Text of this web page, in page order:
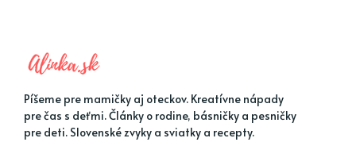
Píšeme pre mamičky aj oteckov. Kreatívne nápady
pre čas s deťmi. Články o rodine, básničky a pesničky
pre deti. Slovenské zvyky a sviatky a recepty.